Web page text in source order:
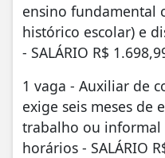
ensino fundamental
histórico escolar) e
- SALÁRIO R$
1 vaga - Auxiliar de
exige seis meses de
trabalho ou
horários - SALÁRIO